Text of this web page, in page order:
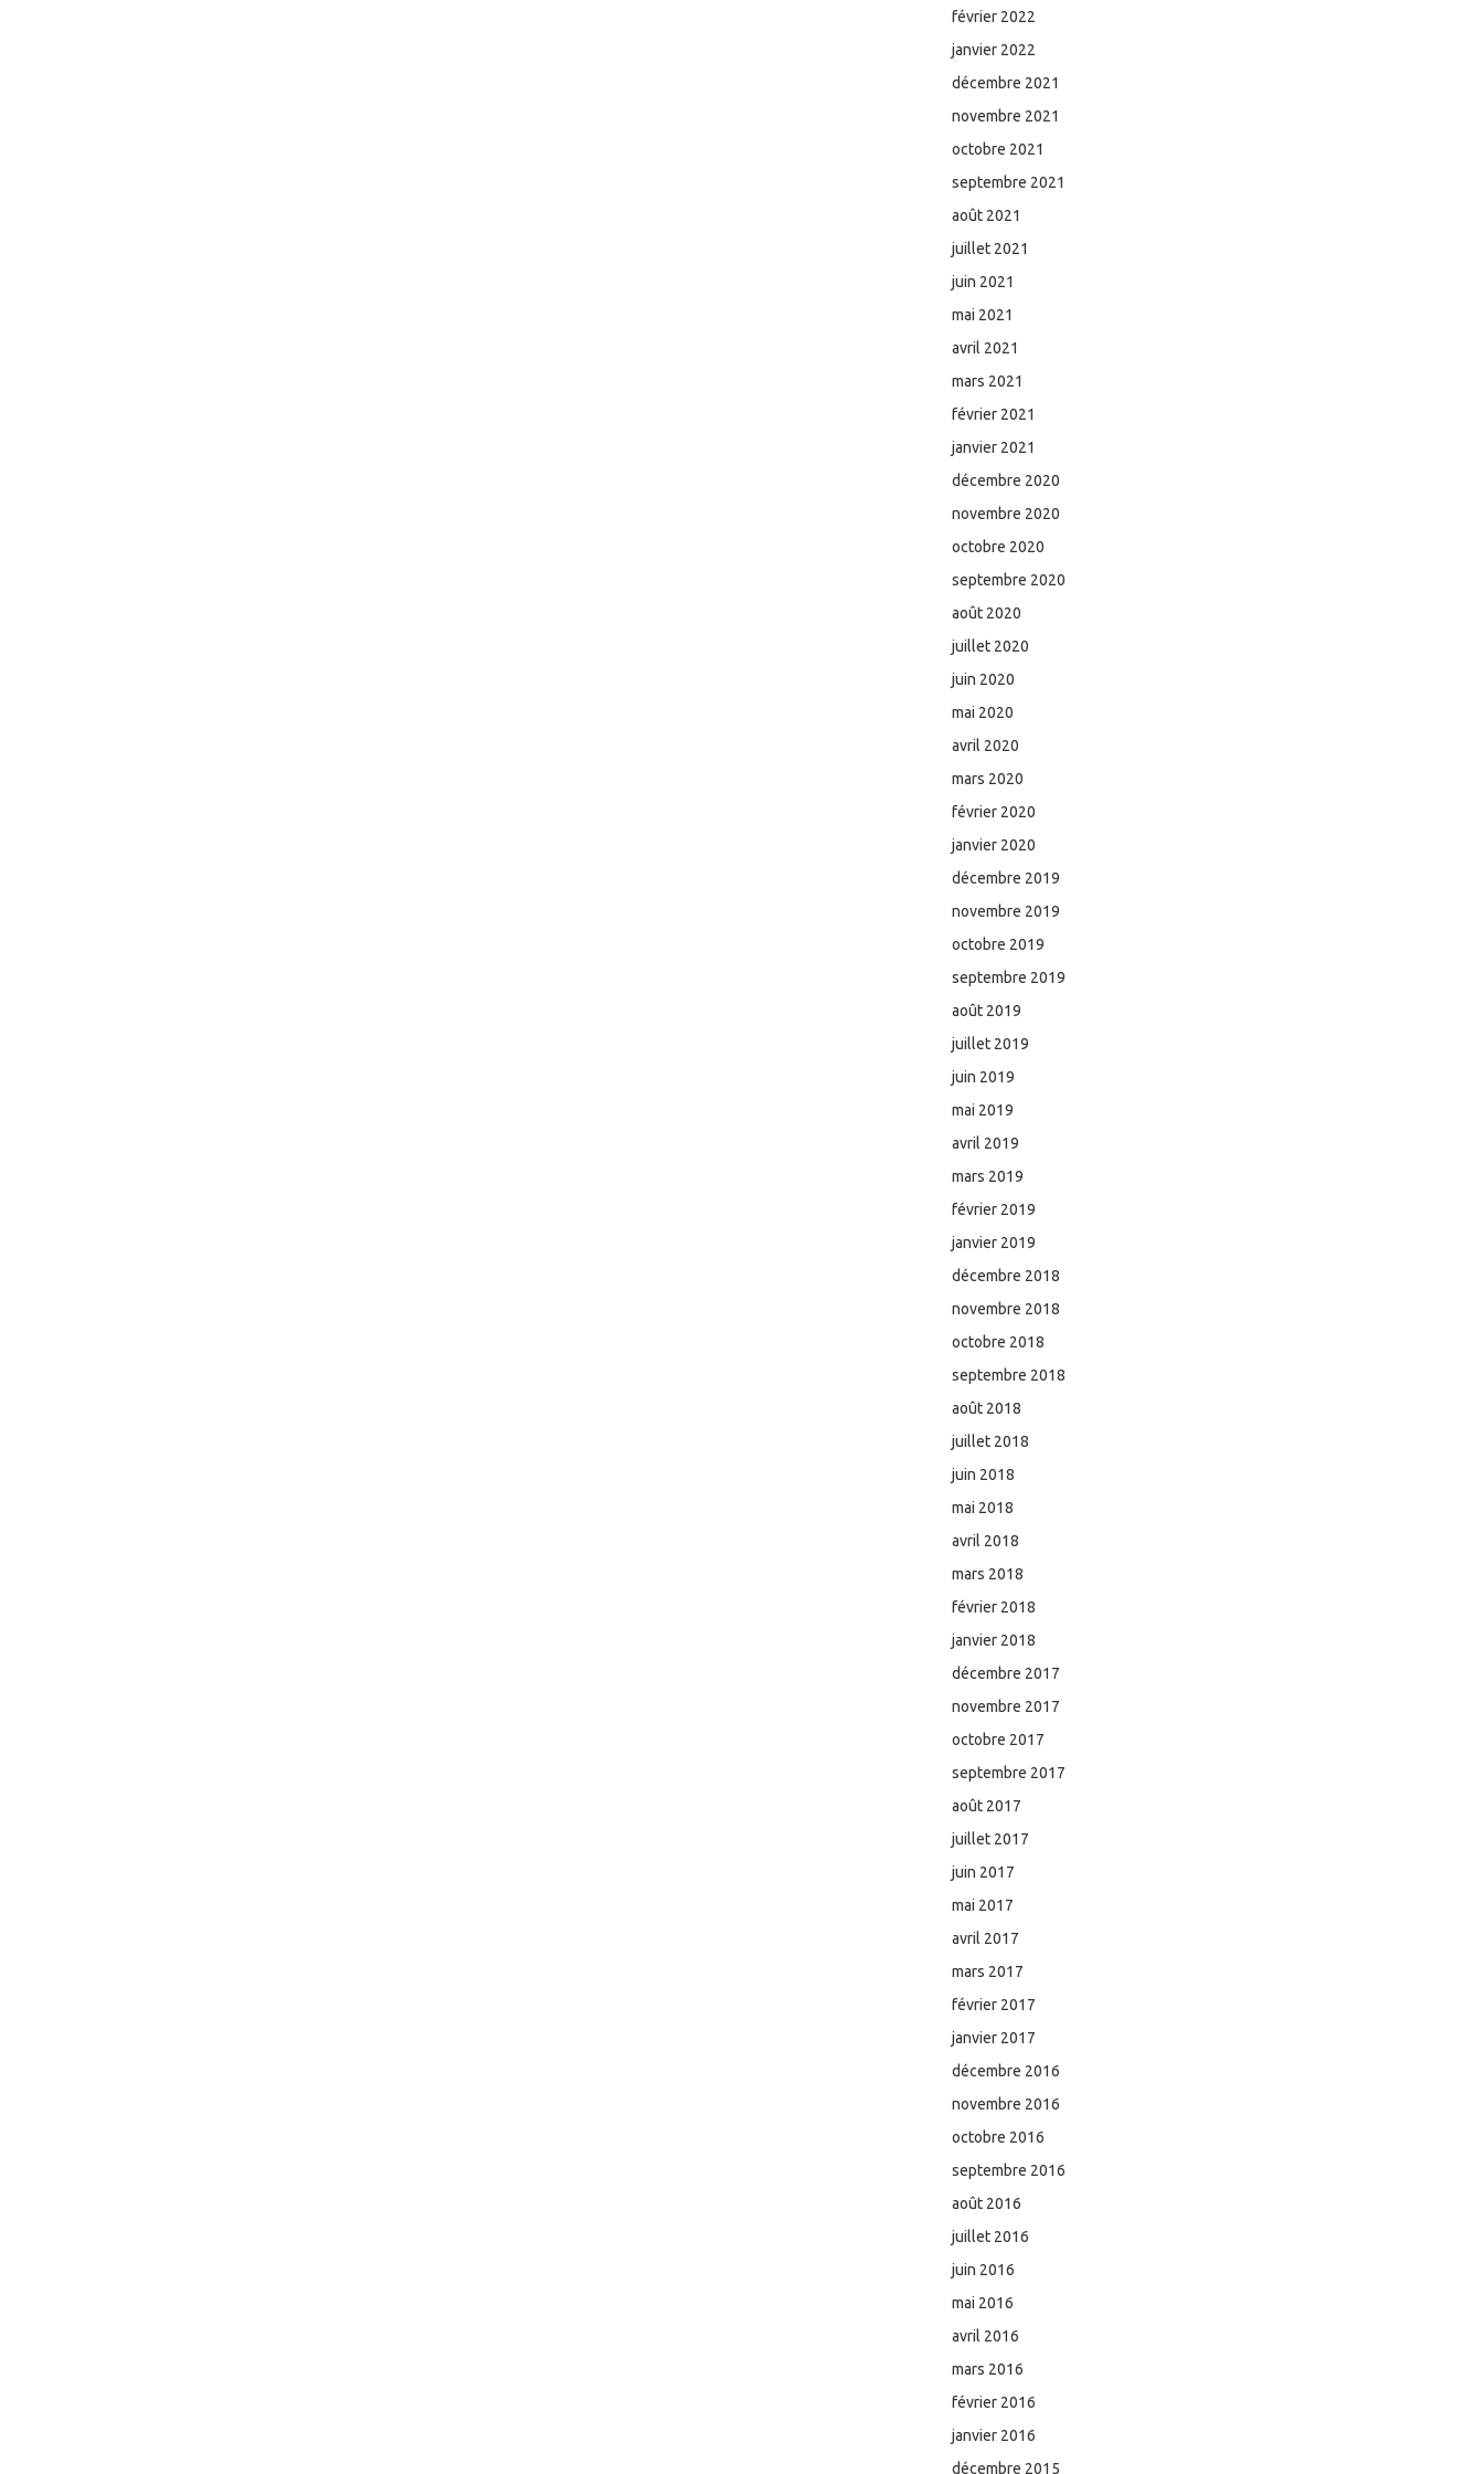
février 2022
janvier 2022
décembre 2021
novembre 2021
octobre 2021
septembre 2021
août 2021
juillet 2021
juin 2021
mai 2021
avril 2021
mars 2021
février 2021
janvier 2021
décembre 2020
novembre 2020
octobre 2020
septembre 2020
août 2020
juillet 2020
juin 2020
mai 2020
avril 2020
mars 2020
février 2020
janvier 2020
décembre 2019
novembre 2019
octobre 2019
septembre 2019
août 2019
juillet 2019
juin 2019
mai 2019
avril 2019
mars 2019
février 2019
janvier 2019
décembre 2018
novembre 2018
octobre 2018
septembre 2018
août 2018
juillet 2018
juin 2018
mai 2018
avril 2018
mars 2018
février 2018
janvier 2018
décembre 2017
novembre 2017
octobre 2017
septembre 2017
août 2017
juillet 2017
juin 2017
mai 2017
avril 2017
mars 2017
février 2017
janvier 2017
décembre 2016
novembre 2016
octobre 2016
septembre 2016
août 2016
juillet 2016
juin 2016
mai 2016
avril 2016
mars 2016
février 2016
janvier 2016
décembre 2015